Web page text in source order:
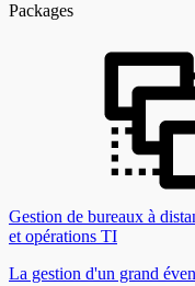
Packages
Gestion de bureaux à
et opérations TI
La gestion d'un grand